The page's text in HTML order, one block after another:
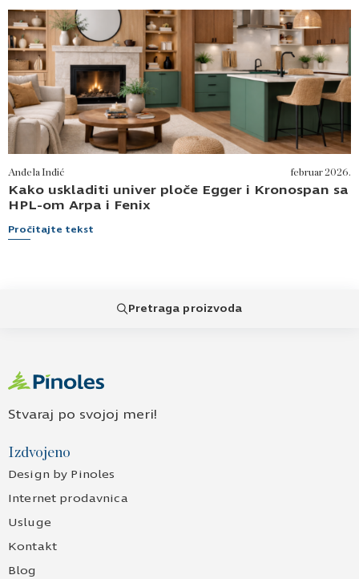
sjajnih površina, jer obično bolje prikrivaju otiske
prstiju, sitne tragove i nečistoće.
Anđela Inđić februar 2026.
Kako uskladiti univer ploče Egger i Kronospan sa
HPL-om Arpa i Fenix
Pročitajte tekst
Pretraga proizvoda
Stvaraj po svojoj meri!
Izdvojeno
Design by Pinoles
Internet prodavnica
Usluge
Kontakt
Blog